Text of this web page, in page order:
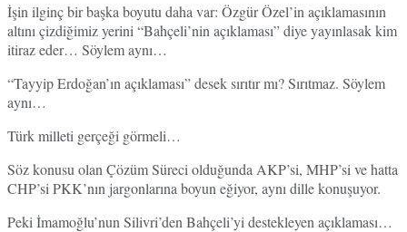
İşin ilginç bir başka boyutu daha var: Özgür Özel’in açıklamasının
altını çizdiğimiz yerini “Bahçeli’nin açıklaması” diye yayınlasak kim
itiraz eder… Söylem aynı…
“Tayyip Erdoğan’ın açıklaması” desek sırıtır mı? Sırıtmaz. Söylem
aynı…
Türk milleti gerçeği görmeli…
Söz konusu olan Çözüm Süreci olduğunda AKP’si, MHP’si ve hatta
CHP’si PKK’nın jargonlarına boyun eğiyor, aynı dille konuşuyor.
Peki İmamoğlu’nun Silivri’den Bahçeli’yi destekleyen açıklaması…